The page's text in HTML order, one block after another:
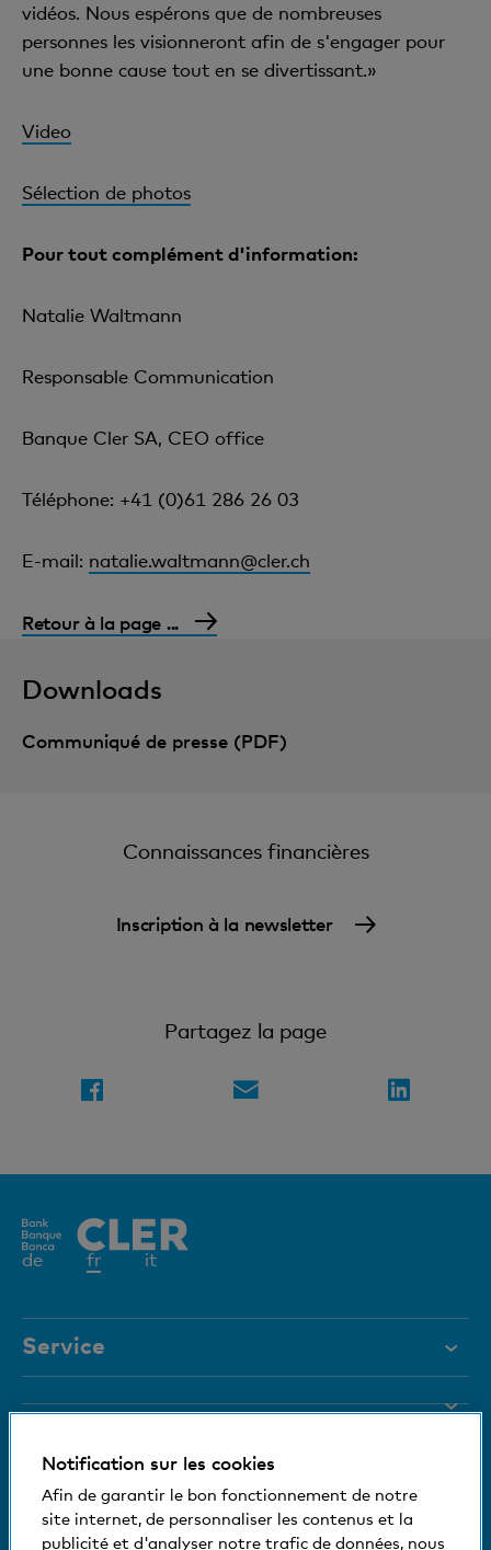
vidéos. Nous espérons que de nombreuses
personnes les visionneront afin de s'engager pour
une bonne cause tout en se divertissant.»
Video
Sélection de photos
Pour tout complément d'information:
Natalie Waltmann
Responsable Communication
Banque Cler SA, CEO office
Téléphone: +41 (0)61 286 26 03
E-mail: natalie.waltmann@cler.ch
Retour à la page ...
Downloads
Communiqué de presse (PDF)
Connaissances financières
Inscription à la newsletter
Partagez la page
de frElément
it
Service
Magazine
Organes de direction
Nous nous tenons à votre disposition
Notification sur les cookies
Afin de garantir le bon fonctionnement de notre
site internet, de personnaliser les contenus et la
publicité et d'analyser notre trafic de données, nous